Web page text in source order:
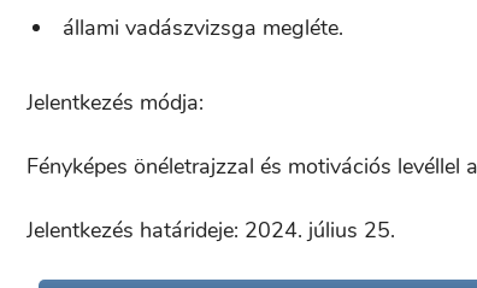
állami vadászvizsga megléte.
Jelentkezés módja:
Fényképes önéletrajzzal és motivációs levéllel a
Jelentkezés határideje: 2024. július 25.